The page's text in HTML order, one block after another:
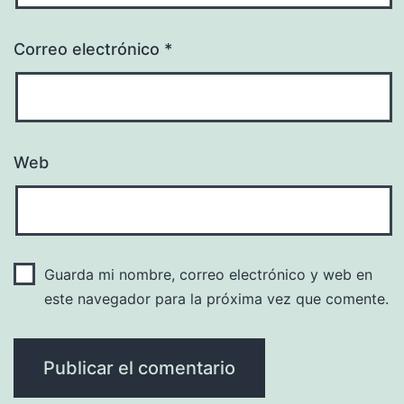
Correo electrónico *
Web
Guarda mi nombre, correo electrónico y web en
este navegador para la próxima vez que comente.